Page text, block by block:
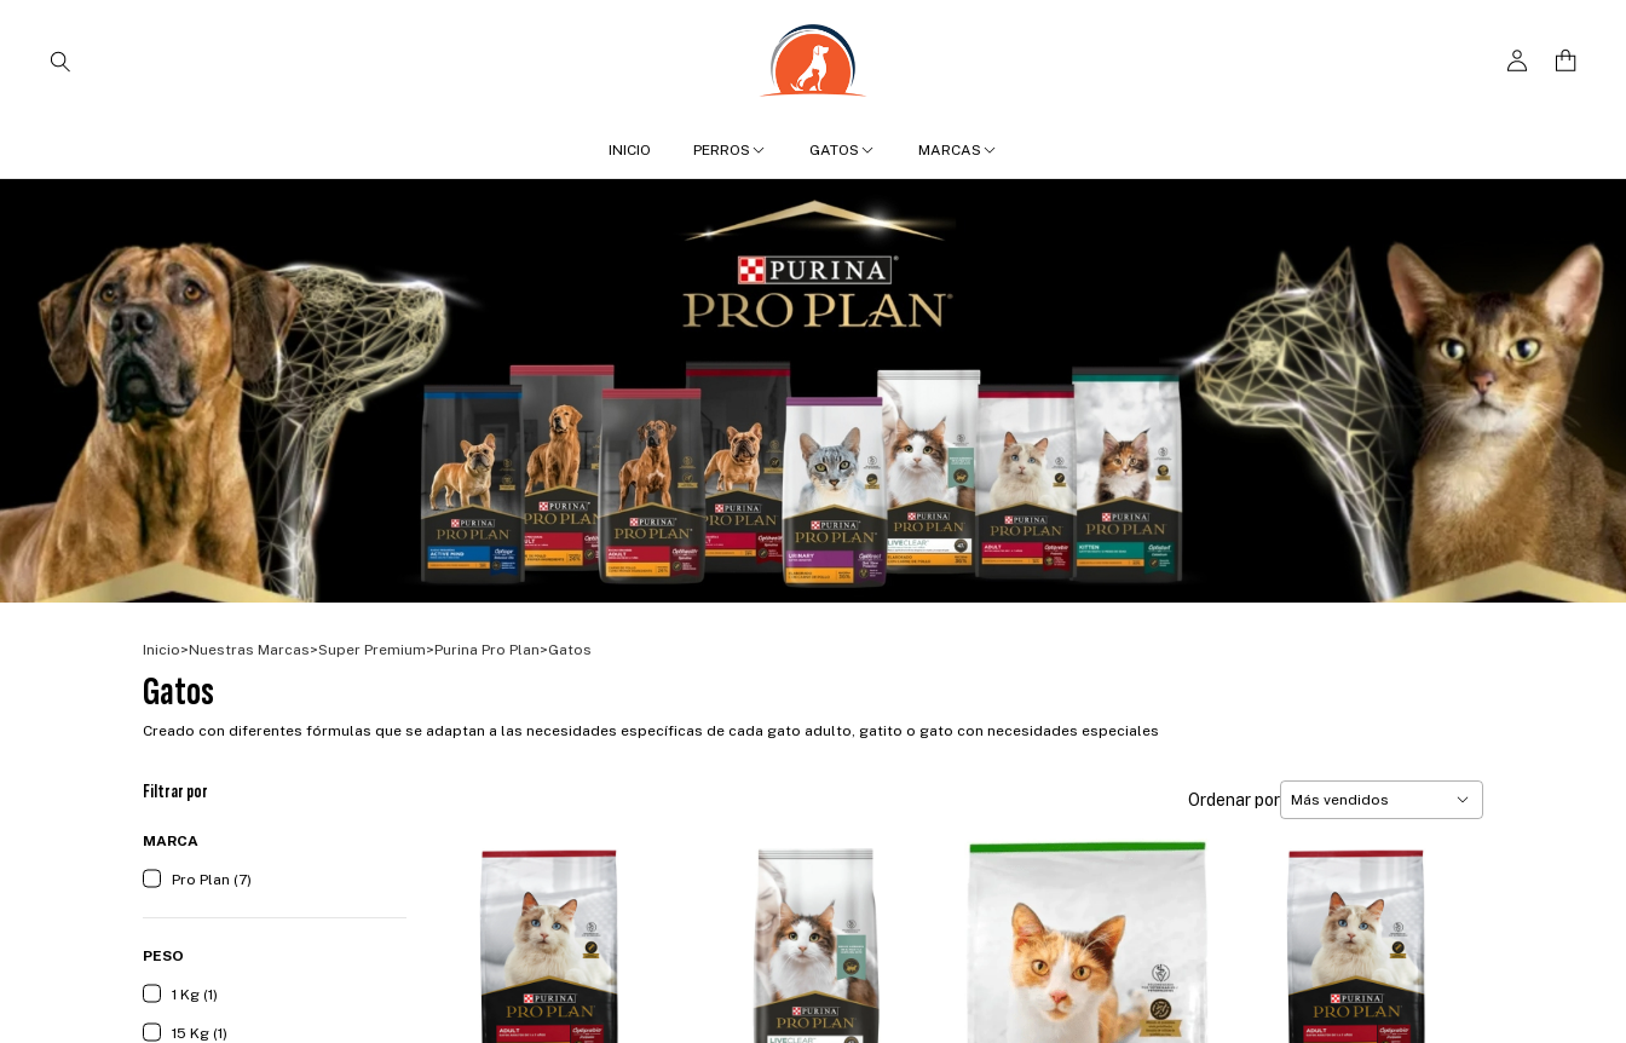
INICIO PERROS GATOS MARCAS
Inicio>Nuestras Marcas>Super Premium>Purina Pro Plan>Gatos
Gatos
Creado con diferentes fórmulas que se adaptan a las necesidades específicas de cada gato adulto, gatito o gato con necesidades especiales
Filtrar por
MARCA
Pro Plan (7)
PESO
1 Kg (1)
15 Kg (1)
Ordenar por